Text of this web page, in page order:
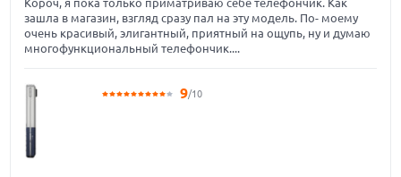
Короч, я пока только приматриваю себе телефончик. Как
зашла в магазин, взгляд сразу пал на эту модель. По- моему
очень красивый, элигантный, приятный на ощупь, ну и думаю
многофункциональный телефончик....
9/10